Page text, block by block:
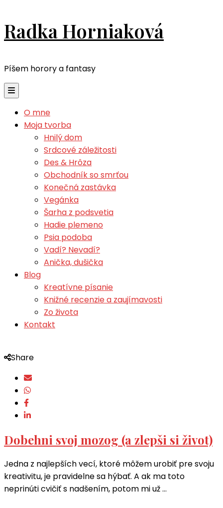
Radka Horniaková
Píšem horory a fantasy
O mne
Moja tvorba
Hnilý dom
Srdcové záležitosti
Des & Hrôza
Obchodník so smrťou
Konečná zastávka
Vegánka
Šarha z podsvetia
Hadie plemeno
Psia podoba
Vadí? Nevadí?
Anička, dušička
Blog
Kreatívne písanie
Knižné recenzie a zaujímavosti
Zo života
Kontakt
Share
Dobehni svoj mozog (a zlepši si život)
Jedna z najlepších vecí, ktoré môžem urobiť pre svoju
kreativitu, je pravidelne sa hýbať. A ak ma toto
neprinúti cvičiť s nadšením, potom mi už …